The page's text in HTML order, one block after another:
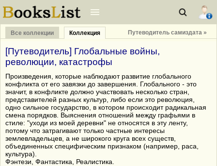
Все коллекции Коллекция Путеводитель самиздата »
[Путеводитель] Глобальные войны,
революции, катастрофы
Произведения, которые наблюдают развитие глобального
конфликта от его завязки до завершения. Глобального - это
значит, в конфликте должно участвовать несколько стран,
представителей разных культур, либо если это революция,
одно сильное государство, в котором происходит радикальная
смена порядков. Выяснения отношений между графьями в
стиле: "уходи из моей деревни" не относятся в эту ленту,
потому что затрагивают только частные интересы
землевладельцев, а не широкого круга всех существ,
объединенных специфическим признаком (например, раса,
культура).
Фэнтези, Фантастика, Реалистика.